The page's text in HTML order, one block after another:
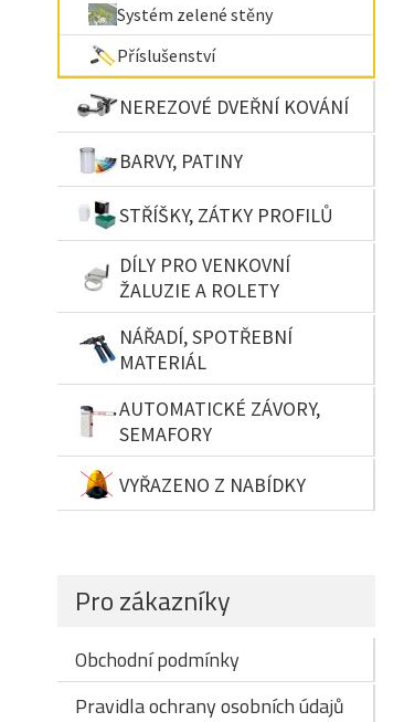
Systém zelené stěny
Příslušenství
NEREZOVÉ DVEŘNÍ KOVÁNÍ
BARVY, PATINY
STŘÍŠKY, ZÁTKY PROFILŮ
DÍLY PRO VENKOVNÍ
ŽALUZIE A ROLETY
NÁŘADÍ, SPOTŘEBNÍ
MATERIÁL
AUTOMATICKÉ ZÁVORY,
SEMAFORY
VYŘAZENO Z NABÍDKY
Pro zákazníky
Obchodní podmínky
Pravidla ochrany osobních údajů